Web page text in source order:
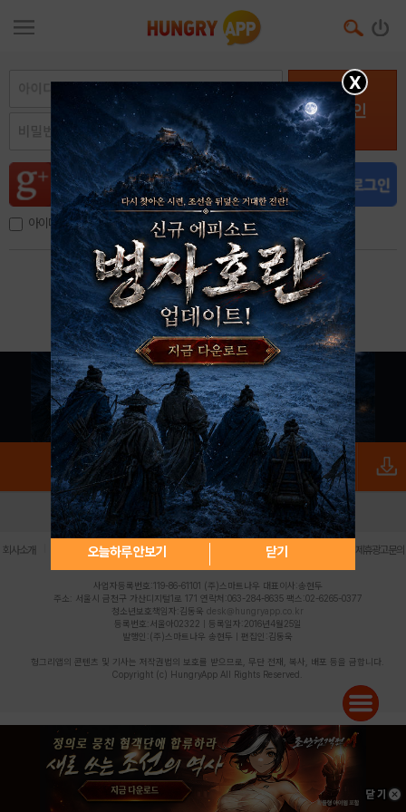
로그인
아이디, 이메일 저장
아이디 / 비밀번호 찾기 회원가입
X
오늘하루 안보기 닫기
로그인 PC버전 전체앱
회사소개 | 개인정보 처리방침 불법촬영물 신고센터 제휴광고문의
사업자등록번호:119-86-61101 (주)스마트나우 대표이사:송현두
주소: 서울시 금천구 가산디지털1로 171 연락처:063-284-8635 팩스:02-6265-0377
청소년보호책임자:김동욱 desk@hungryapp.co.kr
등록번호:서울아02322 | 등록일자:2016년4월25일
발행인:(주)스마트나우 송현두 | 편집인:김동욱
헝그리앱의 콘텐츠 및 기사는 저작권법의 보호를 받으므로, 무단 전재, 복사, 배포 등을 금합니다.
Copyright (c) HungryApp All Rights Reserved.